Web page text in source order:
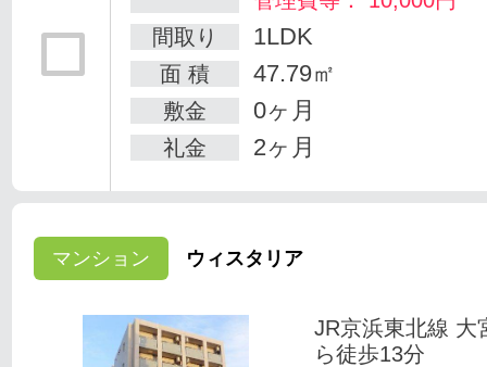
間取り
1LDK
面 積 47.79㎡
敷金 0ヶ月
礼金 2ヶ月
マンション ウィスタリア
JR京浜東北線 大
ら徒歩13分